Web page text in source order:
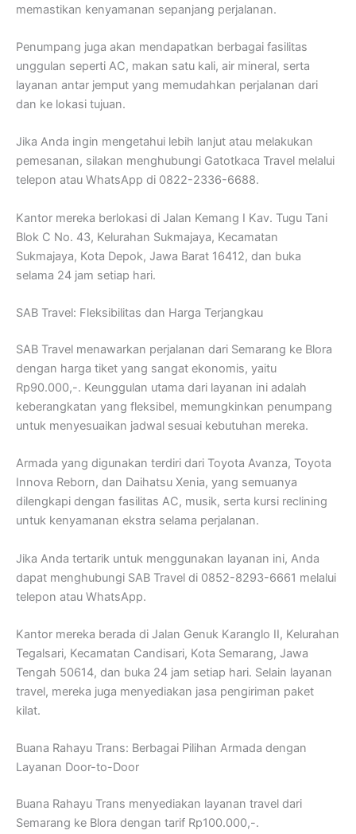
memastikan kenyamanan sepanjang perjalanan.
Penumpang juga akan mendapatkan berbagai fasilitas
unggulan seperti AC, makan satu kali, air mineral, serta
layanan antar jemput yang memudahkan perjalanan dari
dan ke lokasi tujuan.
Jika Anda ingin mengetahui lebih lanjut atau melakukan
pemesanan, silakan menghubungi Gatotkaca Travel melalui
telepon atau WhatsApp di 0822-2336-6688.
Kantor mereka berlokasi di Jalan Kemang I Kav. Tugu Tani
Blok C No. 43, Kelurahan Sukmajaya, Kecamatan
Sukmajaya, Kota Depok, Jawa Barat 16412, dan buka
selama 24 jam setiap hari.
SAB Travel: Fleksibilitas dan Harga Terjangkau
SAB Travel menawarkan perjalanan dari Semarang ke Blora
dengan harga tiket yang sangat ekonomis, yaitu
Rp90.000,-. Keunggulan utama dari layanan ini adalah
keberangkatan yang fleksibel, memungkinkan penumpang
untuk menyesuaikan jadwal sesuai kebutuhan mereka.
Armada yang digunakan terdiri dari Toyota Avanza, Toyota
Innova Reborn, dan Daihatsu Xenia, yang semuanya
dilengkapi dengan fasilitas AC, musik, serta kursi reclining
untuk kenyamanan ekstra selama perjalanan.
Jika Anda tertarik untuk menggunakan layanan ini, Anda
dapat menghubungi SAB Travel di 0852-8293-6661 melalui
telepon atau WhatsApp.
Kantor mereka berada di Jalan Genuk Karanglo II, Kelurahan
Tegalsari, Kecamatan Candisari, Kota Semarang, Jawa
Tengah 50614, dan buka 24 jam setiap hari. Selain layanan
travel, mereka juga menyediakan jasa pengiriman paket
kilat.
Buana Rahayu Trans: Berbagai Pilihan Armada dengan
Layanan Door-to-Door
Buana Rahayu Trans menyediakan layanan travel dari
Semarang ke Blora dengan tarif Rp100.000,-.